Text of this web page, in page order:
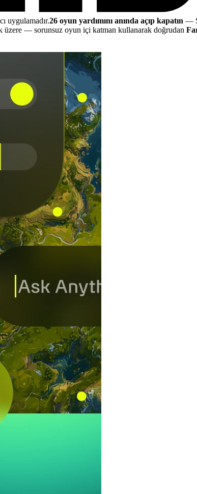
uygulamadır.26 oyun yardımını anında açıp kapatın —
üzere — sorunsuz oyun içi katman kullanarak doğrudan